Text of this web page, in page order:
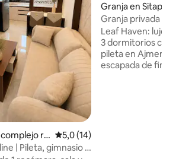
re Calificación promedio: 5,0 de
5,0 (14)
| Pileta, gimnasio y
Granja en
ariya
Granja privada de
inmersión |
Leaf Haven:
3 dormitorios con
pileta en Ajmer-
escapada de fin